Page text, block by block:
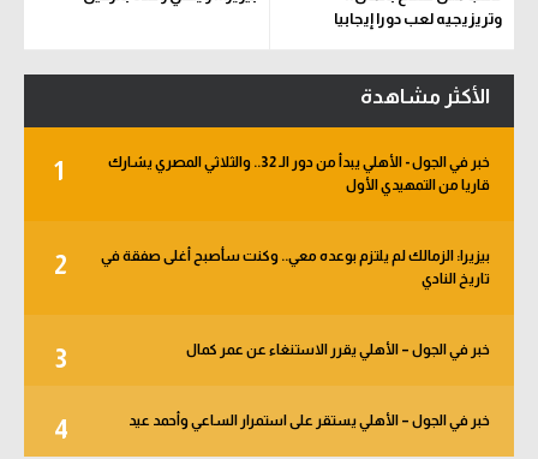
وتريزيجيه لعب دورا إيجابيا
الأكثر مشاهدة
1
خبر في الجول - الأهلي يبدأ من دور الـ 32.. والثلاثي المصري يشارك
قاريا من التمهيدي الأول
2
بيزيرا: الزمالك لم يلتزم بوعده معي.. وكنت سأصبح أغلى صفقة في
تاريخ النادي
3 خبر في الجول – الأهلي يقرر الاستنغاء عن عمر كمال
4 خبر في الجول – الأهلي يستقر على استمرار الساعي وأحمد عيد